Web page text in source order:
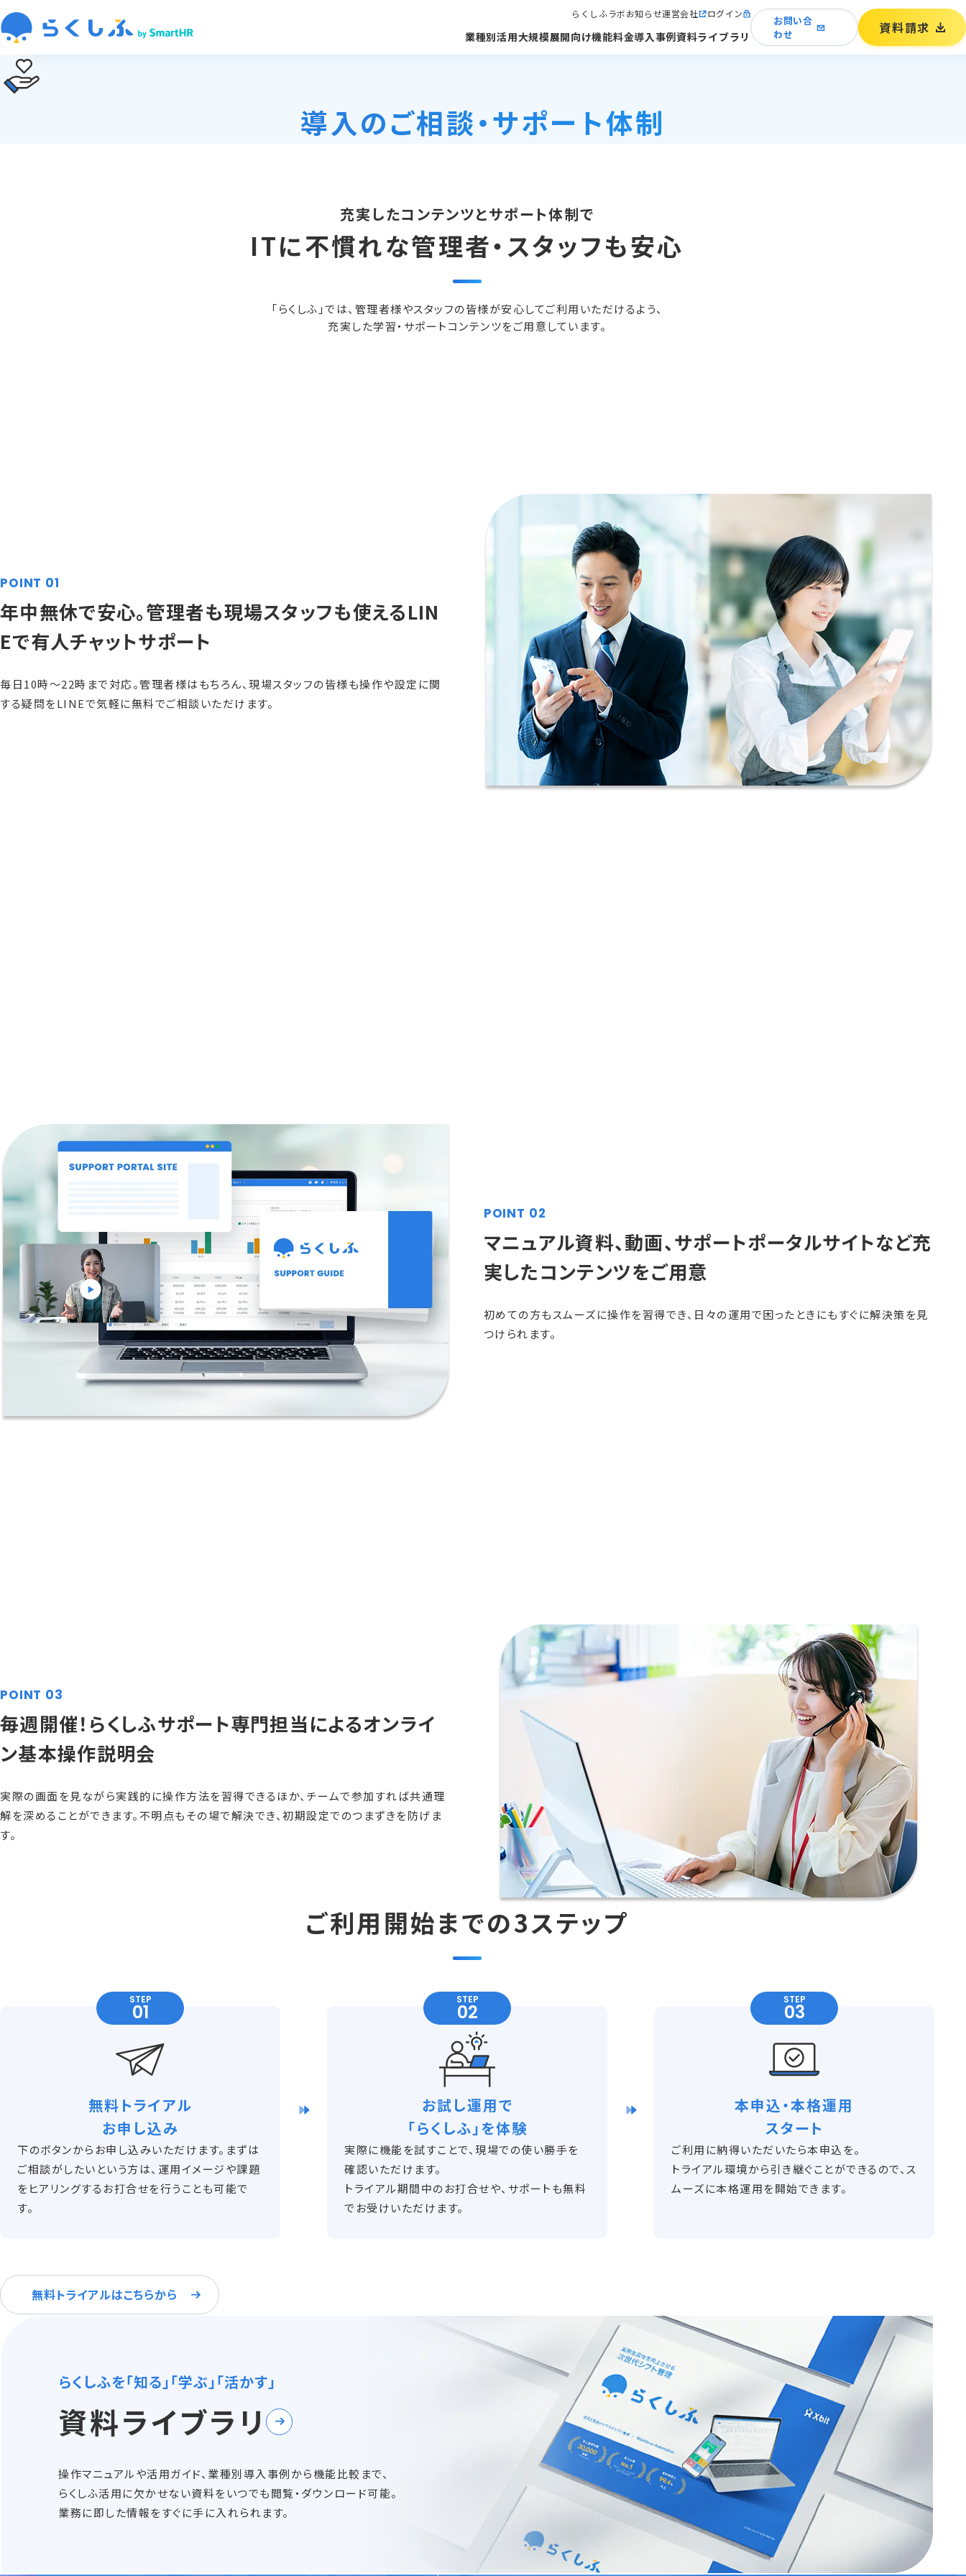
らくしふラボお知らせ運営会社 ログイン
業種別活用大規模展開向け機能料金導入事例資料ライブラリ
お問い合
わせ
資料請求
導入のご相談・サポート体制
充実したコンテンツとサポート体制で
ITに不慣れな管理者・ スタッフも安心
「らくしふ」では、管理者様やスタッフの皆様が安心してご利用いただけるよう、
充実した学習・サポートコンテンツをご用意しています。
POINT 01
年中無休で安心。管理者も現場スタッフも使えるLIN
Eで有人チャットサポート
毎日10時〜22時まで対応。管理者様はもちろん、現場スタッフの皆様も操作や設定に関
する疑問をLINEで気軽に無料でご相談いただけます。
POINT 02
マニュアル資料、動画、サポートポータルサイトなど充
実したコンテンツをご用意
初めての方もスムーズに操作を習得でき、日々の運用で困ったときにもすぐに解決策を見
つけられます。
POINT 03
毎週開催！らくしふサポート専門担当によるオンライ
ン基本操作説明会
実際の画面を見ながら実践的に操作方法を習得できるほか、チームで参加すれば共通理
解を深めることができます。不明点もその場で解決でき、初期設定でのつまずきを防げま
す。
ご利用開始までの3ステップ
STEP
無料トライアル
お申し込み
下のボタンからお申し込みいただけます。まずは
ご相談がしたいという方は、運用イメージや課題
をヒアリングするお打合せを行うことも可能で
す。
STEP
お試し運用で
「らくしふ」を体験
実際に機能を試すことで、現場での使い勝手を
確認いただけます。
トライアル期間中のお打合せや、サポートも無料
でお受けいただけます。
STEP
本申込・本格運用
スタート
ご利用に納得いただいたら本申込を。
トライアル環境から引き継ぐことができるので、ス
ムーズに本格運用を開始できます。
無料トライアルはこちらから
らくしふを「知る」「学ぶ」「活かす」
資料ライブラリ
操作マニュアルや活用ガイド、業種別導入事例から機能比較まで、
らくしふ活用に欠かせない資料をいつでも閲覧・ダウンロード可能。
業務に即した情報をすぐに手に入れられます。